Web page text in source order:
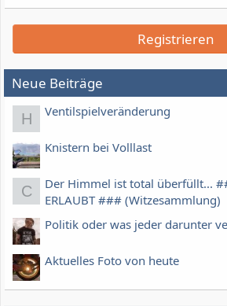
Registrieren
Neue Beiträge
H Ventilspielveränderung
Knistern bei Volllast
C
Der Himmel ist total überfüllt...
ERLAUBT ### (Witzesammlung)
Politik oder was jeder darunter
Aktuelles Foto von heute